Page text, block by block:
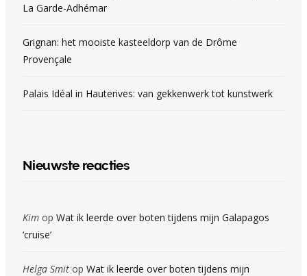
La Garde-Adhémar
Grignan: het mooiste kasteeldorp van de Drôme
Provençale
Palais Idéal in Hauterives: van gekkenwerk tot kunstwerk
Nieuwste reacties
Kim op Wat ik leerde over boten tijdens mijn Galapagos
‘cruise’
Helga Smit op Wat ik leerde over boten tijdens mijn